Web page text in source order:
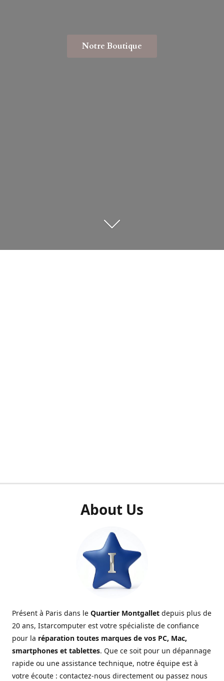
Notre Boutique
About Us
Présent à Paris dans le Quartier Montgallet depuis plus de
20 ans, Istarcomputer est votre spécialiste de confiance
pour la réparation toutes marques de vos PC, Mac,
smartphones et tablettes. Que ce soit pour un dépannage
rapide ou une assistance technique, notre équipe est à
votre écoute : contactez-nous directement ou passez nous